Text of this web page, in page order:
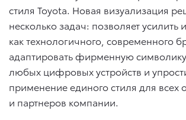
стиля Toyota. Новая визуализация
несколько задач: позволяет усилить
как технологичного, современного
адаптировать фирменную
любых цифровых устройств и
применение единого стиля для всех
и партнеров компании.